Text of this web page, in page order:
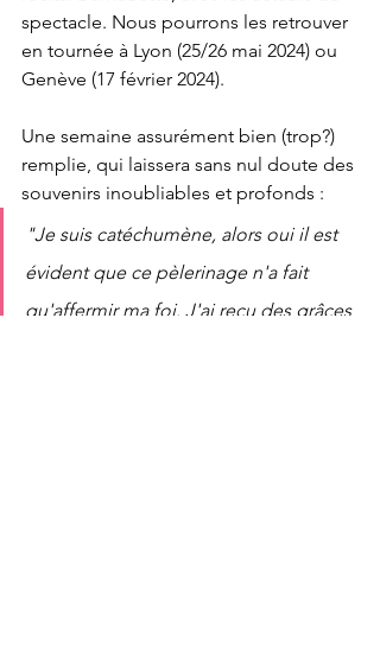
spectacle. Nous pourrons les retrouver
en tournée à Lyon (25/26 mai 2024) ou
Genève (17 février 2024).
Une semaine assurément bien (trop?)
remplie, qui laissera sans nul doute des
souvenirs inoubliables et profonds :
"Je suis catéchumène, alors oui il est
évident que ce pèlerinage n'a fait
qu'affermir ma foi. J'ai reçu des grâces